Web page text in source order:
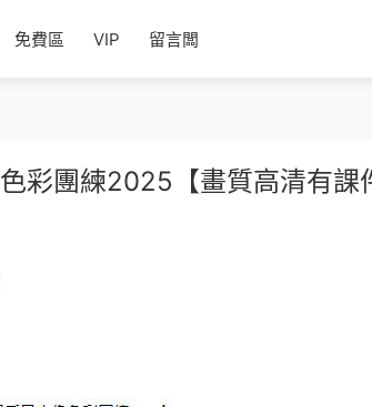
免費區 VIP 留言闆
彩團練2025【畫質高清有課